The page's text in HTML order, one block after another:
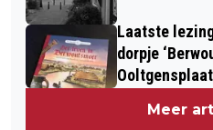
Laatste
dorpje
Ooltgensplaat
Meer